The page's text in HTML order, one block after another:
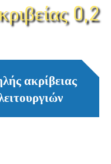
0,2
ακρίβειας